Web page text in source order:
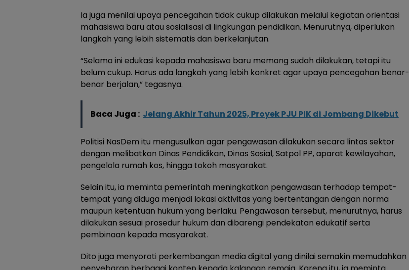
Ia juga menilai upaya pencegahan tidak cukup dilakukan melalui kegiatan orientasi
mahasiswa baru atau sosialisasi di lingkungan pendidikan. Menurutnya, diperlukan
langkah yang lebih sistematis dan berkelanjutan.
“Selama ini edukasi kepada mahasiswa baru memang sudah dilakukan, tetapi itu
belum cukup. Harus ada langkah yang lebih konkret agar upaya pencegahan benar-
benar berjalan,” tegasnya.
Baca Juga : Jelang Akhir Tahun 2025, Proyek PJU PIK di Jombang Dikebut
Politisi NasDem itu mengusulkan agar pengawasan dilakukan secara lintas sektor
dengan melibatkan Dinas Pendidikan, Dinas Sosial, Satpol PP, aparat kewilayahan,
pengelola rumah kos, hingga tokoh masyarakat.
Selain itu, ia meminta pemerintah meningkatkan pengawasan terhadap tempat-
tempat yang diduga menjadi lokasi aktivitas yang bertentangan dengan norma
maupun ketentuan hukum yang berlaku. Pengawasan tersebut, menurutnya, harus
dilakukan sesuai prosedur hukum dan dibarengi pendekatan edukatif serta
pembinaan kepada masyarakat.
Dito juga menyoroti perkembangan media digital yang dinilai semakin memudahkan